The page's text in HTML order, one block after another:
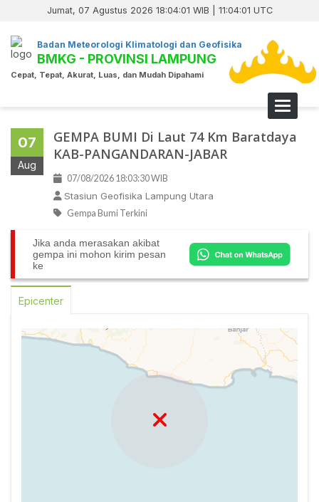
Jumat, 07 Agustus 2026 18:04:01 WIB | 11:04:01 UTC
Badan Meteorologi Klimatologi dan Geofisika
BMKG - PROVINSI LAMPUNG
Cepat, Tepat, Akurat, Luas, dan Mudah Dipahami
Toggle
07
Aug
GEMPA BUMI Di Laut 74 Km Baratdaya
KAB-PANGANDARAN-JABAR
07/08/2026 18:03:30 WIB
Stasiun Geofisika Lampung Utara
Gempa Bumi Terkini
Jika anda merasakan akibat
gempa ini mohon kirim pesan
ke
Epicenter